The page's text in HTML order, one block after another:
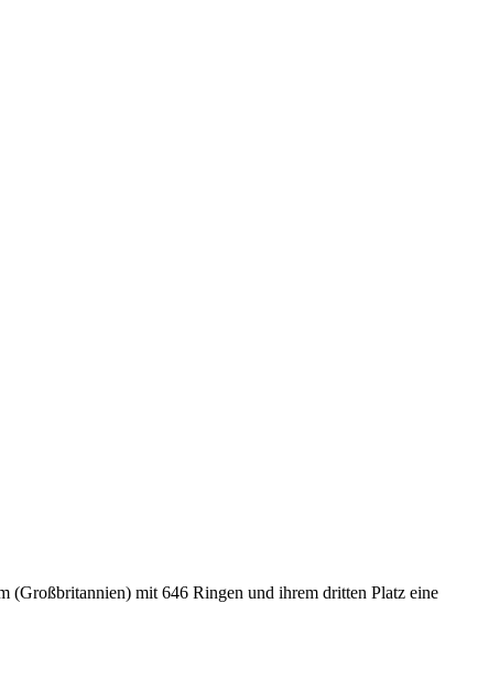
(Großbritannien) mit 646 Ringen und ihrem dritten Platz eine